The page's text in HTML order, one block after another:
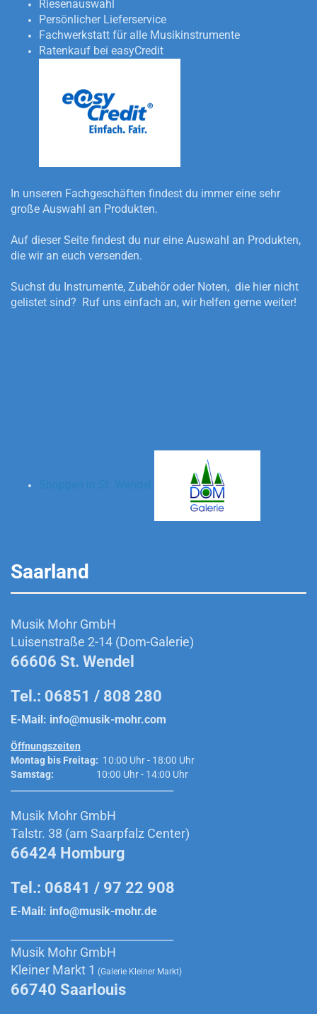
Riesenauswahl
Persönlicher Lieferservice
Fachwerkstatt für alle Musikinstrumente
Ratenkauf bei easyCredit
In unseren Fachgeschäften findest du immer eine sehr
große Auswahl an Produkten.
Auf dieser Seite findest du nur eine Auswahl an Produkten,
die wir an euch versenden.
Suchst du Instrumente, Zubehör oder Noten, die hier nicht
gelistet sind? Ruf uns einfach an, wir helfen gerne weiter!
Saarland
Musik Mohr GmbH
Luisenstraße 2-14 (Dom-Galerie)
66606 St. Wendel
Tel.: 06851 / 808 280
E-Mail: info@musik-mohr.com
Öffnungszeiten
Montag bis Freitag: 10:00 Uhr - 18:00 Uhr
Samstag: 10:00 Uhr - 14:00 Uhr
Musik Mohr GmbH
Talstr. 38 (am Saarpfalz Center)
66424 Homburg
Tel.: 06841 / 97 22 908
E-Mail: info@musik-mohr.de
Musik Mohr GmbH
Kleiner Markt 1 (Galerie Kleiner Markt)
66740 Saarlouis